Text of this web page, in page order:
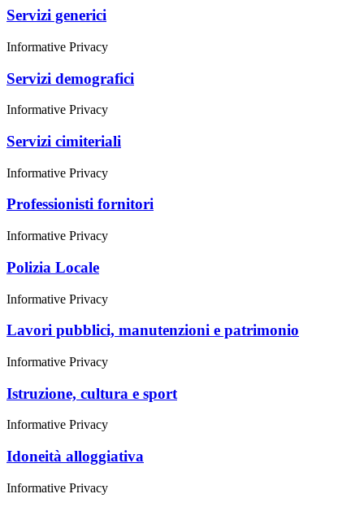
Servizi generici
Informative Privacy
Servizi demografici
Informative Privacy
Servizi cimiteriali
Informative Privacy
Professionisti fornitori
Informative Privacy
Polizia Locale
Informative Privacy
Lavori pubblici, manutenzioni e patrimonio
Informative Privacy
Istruzione, cultura e sport
Informative Privacy
Idoneità alloggiativa
Informative Privacy